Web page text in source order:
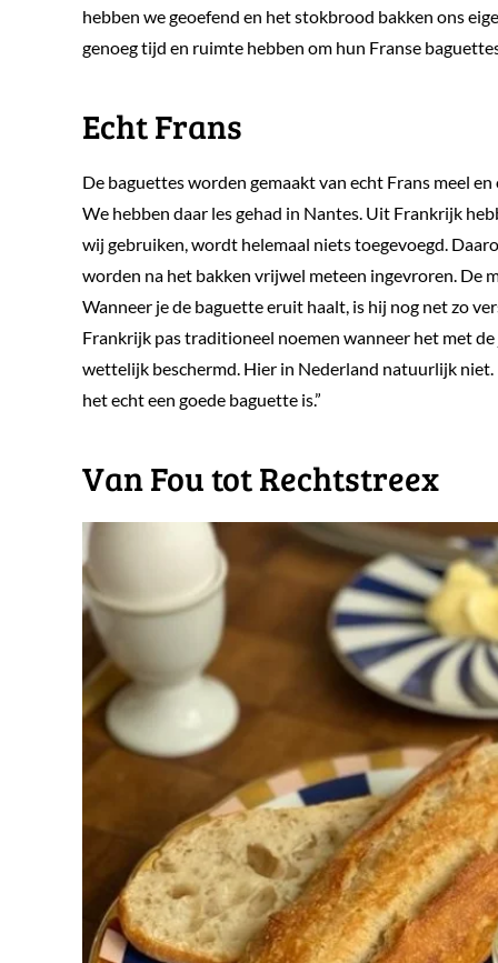
hebben we geoefend en het stokbrood bakken ons
genoeg tijd en ruimte hebben om hun Franse
Echt Frans
De baguettes worden gemaakt van echt Frans meel
We hebben daar les gehad in Nantes. Uit Frankrijk
wij gebruiken, wordt helemaal niets toegevoegd.
worden na het bakken vrijwel meteen ingevroren. De
Wanneer je de baguette eruit haalt, is hij nog net zo
Frankrijk pas traditioneel noemen wanneer het met
wettelijk beschermd. Hier in Nederland natuurlijk niet.
het echt een goede baguette is.”
Van Fou tot Rechtstreex